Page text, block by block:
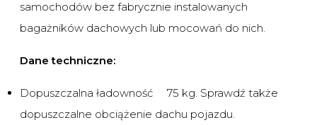
samochodów bez fabrycznie instalowanych
bagażników dachowych lub mocowań do nich.
Dane techniczne:
Dopuszczalna ładowność 75 kg. Sprawdź także
dopuszczalne obciążenie dachu pojazdu.